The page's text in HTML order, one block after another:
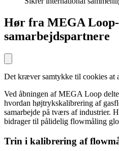
Hør fra MEGA
samarbejdspartnere
Det kræver samtykke til cookies at
Ved åbningen af MEGA Loop
hvordan højtrykskalibrering af
samarbejde på tværs af industrier.
bidrager til pålidelig flowmåling
Trin i kalibrering af